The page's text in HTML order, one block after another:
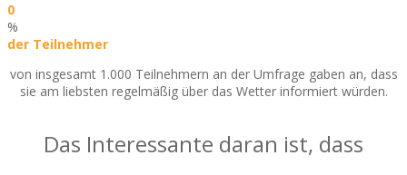
0
%
der Teilnehmer
von insgesamt 1.000 Teilnehmern an der Umfrage gaben an, dass
sie am liebsten regelmäßig über das Wetter informiert würden.
Das Interessante daran ist, dass